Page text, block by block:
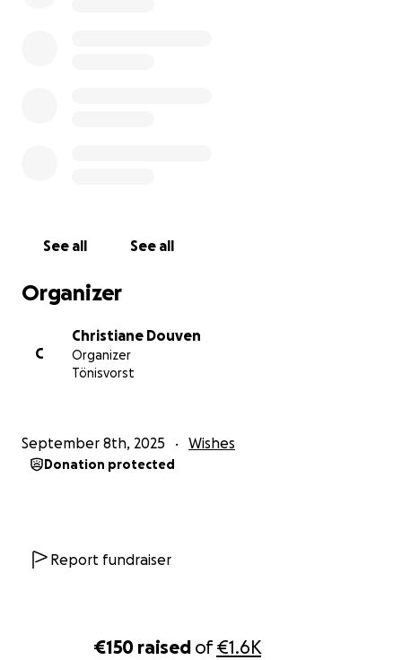
€150 raised of€1.6K
See all See all
Organizer
C
Christiane Douven
Organizer
Tönisvorst
September 8th, 2025 Wishes
Donation protected
Report fundraiser